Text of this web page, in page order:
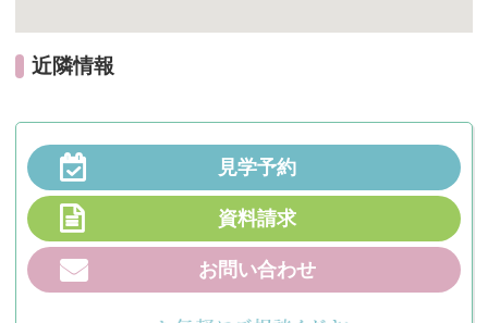
近隣情報
見学予約
資料請求
お問い合わせ